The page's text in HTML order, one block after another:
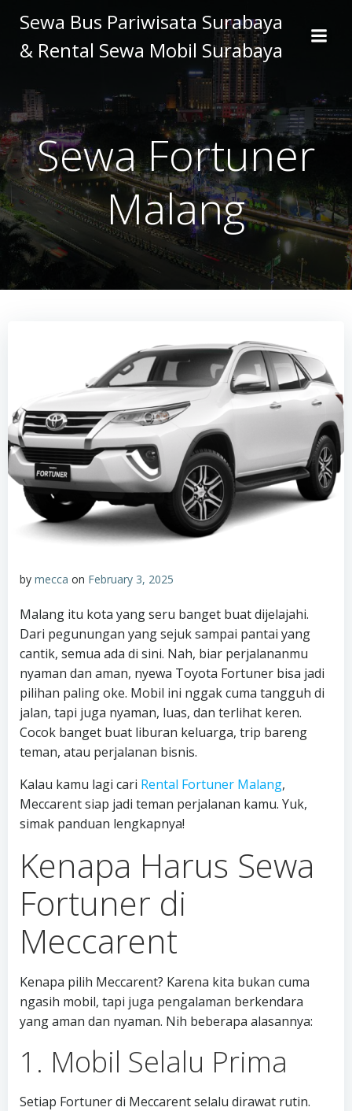
to
content
Sewa Bus Pariwisata Surabaya
& Rental Sewa Mobil Surabaya
Sewa Fortuner
Malang
by mecca on February 3, 2025
Malang itu kota yang seru banget buat dijelajahi.
Dari pegunungan yang sejuk sampai pantai yang
cantik, semua ada di sini. Nah, biar perjalananmu
nyaman dan aman, nyewa Toyota Fortuner bisa jadi
pilihan paling oke. Mobil ini nggak cuma tangguh di
jalan, tapi juga nyaman, luas, dan terlihat keren.
Cocok banget buat liburan keluarga, trip bareng
teman, atau perjalanan bisnis.
Kalau kamu lagi cari Rental Fortuner Malang,
Meccarent siap jadi teman perjalanan kamu. Yuk,
simak panduan lengkapnya!
Kenapa Harus Sewa
Fortuner di
Meccarent
Kenapa pilih Meccarent? Karena kita bukan cuma
ngasih mobil, tapi juga pengalaman berkendara
yang aman dan nyaman. Nih beberapa alasannya:
1. Mobil Selalu Prima
Setiap Fortuner di Meccarent selalu dirawat rutin.